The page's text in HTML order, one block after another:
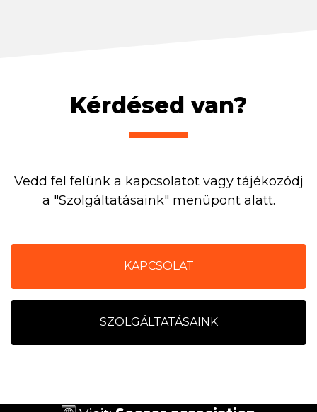
Kérdésed van?
Vedd fel felünk a kapcsolatot vagy tájékozódj
a "Szolgáltatásaink" menüpont alatt.
KAPCSOLAT
SZOLGÁLTATÁSAINK